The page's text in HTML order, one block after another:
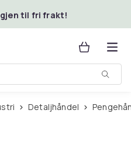
til fri frakt!
Detaljhåndel